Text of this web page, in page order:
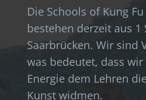
Die Schools of Kung
bestehen derzeit aus 1
Saarbrücken. Wir sind
was bedeutet, dass wir
Energie dem Lehren
Kunst widmen.